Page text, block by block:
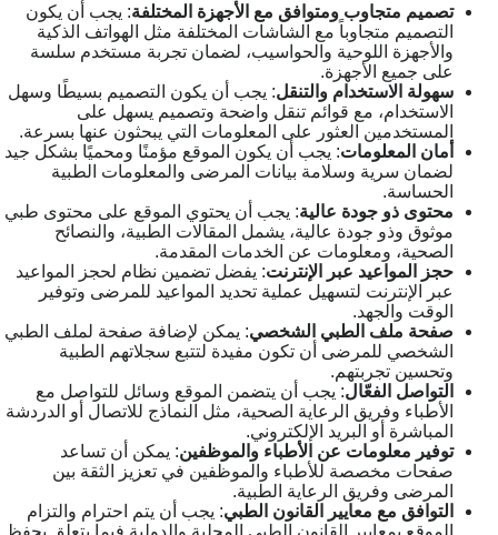
تصميم متجاوب ومتوافق مع الأجهزة المختلفة: يجب أن يكون
التصميم متجاوباً مع الشاشات المختلفة مثل الهواتف الذكية
والأجهزة اللوحية والحواسيب، لضمان تجربة مستخدم سلسة
على جميع الأجهزة.
سهولة الاستخدام والتنقل: يجب أن يكون التصميم بسيطًا وسهل
الاستخدام، مع قوائم تنقل واضحة وتصميم يسهل على
المستخدمين العثور على المعلومات التي يبحثون عنها بسرعة.
أمان المعلومات: يجب أن يكون الموقع مؤمنًا ومحميًا بشكل جيد
لضمان سرية وسلامة بيانات المرضى والمعلومات الطبية
الحساسة.
محتوى ذو جودة عالية: يجب أن يحتوي الموقع على محتوى طبي
موثوق وذو جودة عالية، يشمل المقالات الطبية، والنصائح
الصحية، ومعلومات عن الخدمات المقدمة.
حجز المواعيد عبر الإنترنت: يفضل تضمين نظام لحجز المواعيد
عبر الإنترنت لتسهيل عملية تحديد المواعيد للمرضى وتوفير
الوقت والجهد.
صفحة ملف الطبي الشخصي: يمكن لإضافة صفحة لملف الطبي
الشخصي للمرضى أن تكون مفيدة لتتبع سجلاتهم الطبية
وتحسين تجربتهم.
التواصل الفعّال: يجب أن يتضمن الموقع وسائل للتواصل مع
الأطباء وفريق الرعاية الصحية، مثل النماذج للاتصال أو الدردشة
المباشرة أو البريد الإلكتروني.
توفير معلومات عن الأطباء والموظفين: يمكن أن تساعد
صفحات مخصصة للأطباء والموظفين في تعزيز الثقة بين
المرضى وفريق الرعاية الطبية.
التوافق مع معايير القانون الطبي: يجب أن يتم احترام والتزام
الموقع بمعايير القانون الطبي المحلية والدولية فيما يتعلق بحفظ